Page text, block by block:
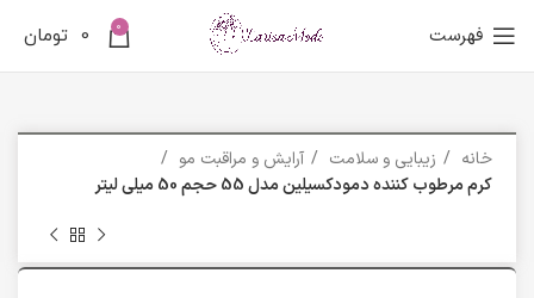
فهرست 0
0 تومان
خانه زیبایی و سلامت
آرایش و مراقبت مو
کرم مرطوب کننده دمودکسیلین مدل 55 حجم 50 میلی لیتر